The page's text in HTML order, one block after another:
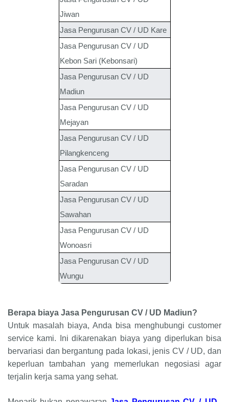
Jiwan
Jasa Pengurusan CV / UD Kare
Jasa Pengurusan CV / UD
Kebon Sari (Kebonsari)
Jasa Pengurusan CV / UD
Madiun
Jasa Pengurusan CV / UD
Mejayan
Jasa Pengurusan CV / UD
Pilangkenceng
Jasa Pengurusan CV / UD
Saradan
Jasa Pengurusan CV / UD
Sawahan
Jasa Pengurusan CV / UD
Wonoasri
Jasa Pengurusan CV / UD
Wungu
Berapa biaya Jasa Pengurusan CV / UD Madiun?
Untuk masalah biaya, Anda bisa menghubungi customer
service kami. Ini dikarenakan biaya yang diperlukan bisa
bervariasi dan bergantung pada lokasi, jenis CV / UD, dan
keperluan tambahan yang memerlukan negosiasi agar
terjalin kerja sama yang sehat.